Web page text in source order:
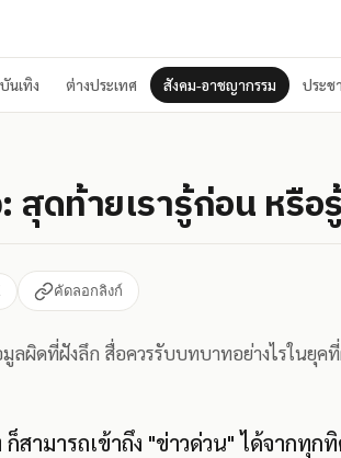
บันเทิง ต่างประเทศ สังคม-อาชญากรรม ประช
สุดท้ายเรารู้ก่อน หรือ
คัดลอกลิงก์
มูลผิดที่ฝังลึก สื่อควรรับบทบาทอย่างไรในยุค
สามารถเข้าถึง "ข่าวด่วน" ได้จากทุ